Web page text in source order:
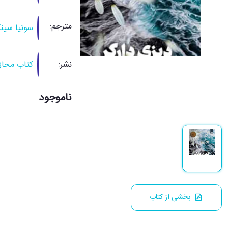
بخشی از کتاب
مترجم: سونیا
نشر: کتاب
ناموجود